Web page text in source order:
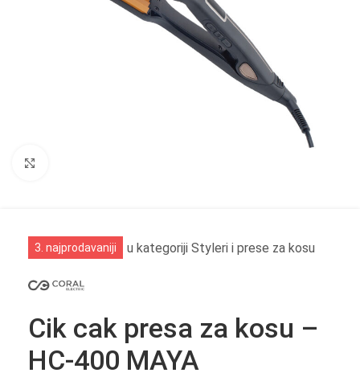
3. najprodavaniji u kategoriji Styleri i prese za kosu
Cik cak presa za kosu –
HC-400 MAYA